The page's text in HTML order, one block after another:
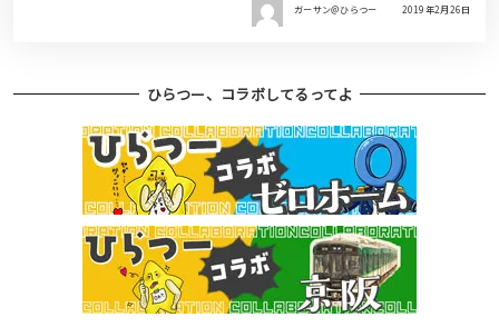
ガーサン＠ひらつー 2019年2月26日
ひらつー、コラボしてるってよ